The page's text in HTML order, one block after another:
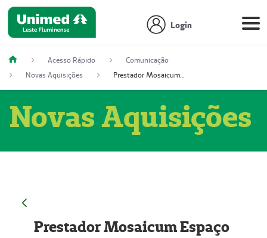
Login
Acesso Rápido
Comunicação
Novas Aquisições
Prestador Mosaicum Espaço Clínico Eireli (51004355-5)
Novas Aquisições
Prestador Mosaicum Espaço